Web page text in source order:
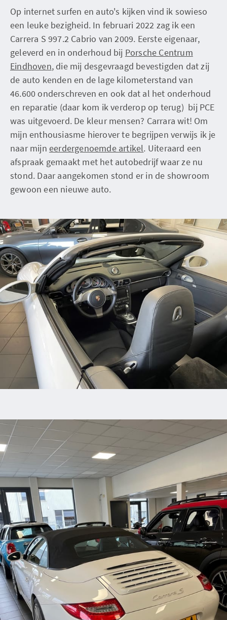
Op internet surfen en auto's kijken vind ik sowieso
een leuke bezigheid. In februari 2022 zag ik een
Carrera S 997.2 Cabrio van 2009. Eerste eigenaar,
geleverd en in onderhoud bij Porsche Centrum
Eindhoven, die mij desgevraagd bevestigden dat zij
de auto kenden en de lage kilometerstand van
46.600 onderschreven en ook dat al het onderhoud
en reparatie (daar kom ik verderop op terug) bij PCE
was uitgevoerd. De kleur mensen? Carrara wit! Om
mijn enthousiasme hierover te begrijpen verwijs ik je
naar mijn eerdergenoemde artikel. Uiteraard een
afspraak gemaakt met het autobedrijf waar ze nu
stond. Daar aangekomen stond er in de showroom
gewoon een nieuwe auto.